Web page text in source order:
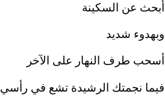
أبحث عن السكينة
وبهدوء شديد
أسحب طرف النهار على الآخر
فيما نجمتك الرشيدة تشع في رأسي